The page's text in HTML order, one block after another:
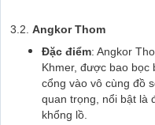
3.2. Angkor Thom
Đặc điểm: Angkor
Khmer, được bao
cổng vào vô cùng đồ
quan trọng, nổi bật là
khổng lồ.